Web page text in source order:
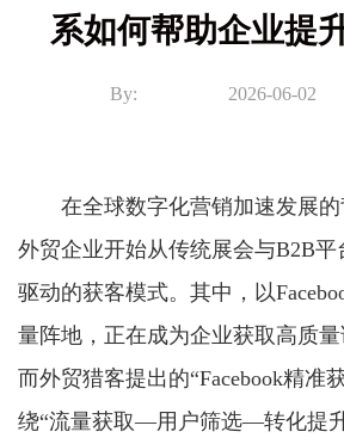
系如何帮助企业提
By: 2026-06-02
在全球数字化营销加速发展的
外贸企业开始从传统展会与B2B
驱动的获客模式。其中，以
量阵地，正在成为企业获取高质量
而外贸猎客提出的“Facebook精准
绕“流量获取—用户筛选—转化提